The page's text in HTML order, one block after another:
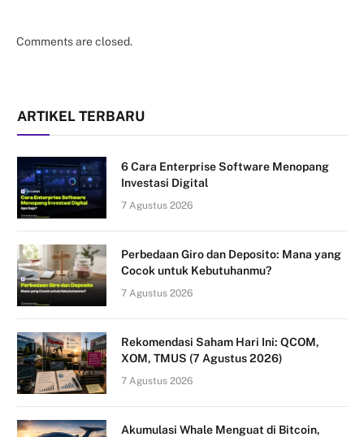
Comments are closed.
ARTIKEL TERBARU
6 Cara Enterprise Software Menopang
Investasi Digital
7 Agustus 2026
Perbedaan Giro dan Deposito: Mana yang
Cocok untuk Kebutuhanmu?
7 Agustus 2026
Rekomendasi Saham Hari Ini: QCOM,
XOM, TMUS (7 Agustus 2026)
7 Agustus 2026
Akumulasi Whale Menguat di Bitcoin,